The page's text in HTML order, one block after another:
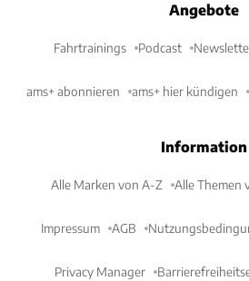
Angebote
Fahrtrainings Podcast
ams+ abonnieren ams+ hier kündigen
Information
Alle Marken von A-Z Alle Themen
Impressum AGB
Privacy Manager